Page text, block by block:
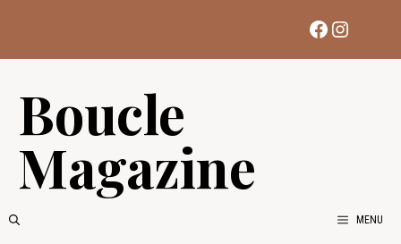
contenu
Facebook
Boucle
Magazine
MENU